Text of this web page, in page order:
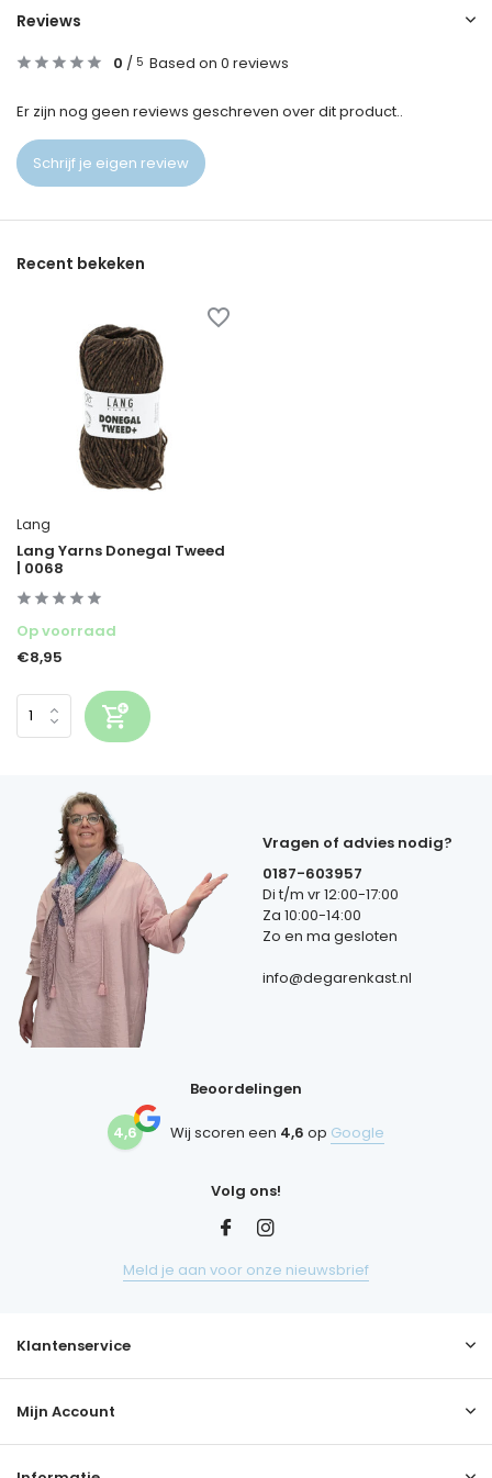
Reviews
0 / 5 Based on 0 reviews
Er zijn nog geen reviews geschreven over dit product..
Schrijf je eigen review
Recent bekeken
Lang
Lang Yarns Donegal Tweed
| 0068
Op voorraad
€8,95
Vragen of advies nodig?
0187-603957
Di t/m vr 12:00-17:00
Za 10:00-14:00
Zo en ma gesloten
info@degarenkast.nl
Beoordelingen
4,6 Wij scoren een 4,6 op Google
Volg ons!
Meld je aan voor onze nieuwsbrief
Klantenservice
Mijn Account